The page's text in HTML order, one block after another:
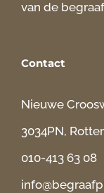
van de
Contact
Nieuwe
3034PN,
010-413 63 08